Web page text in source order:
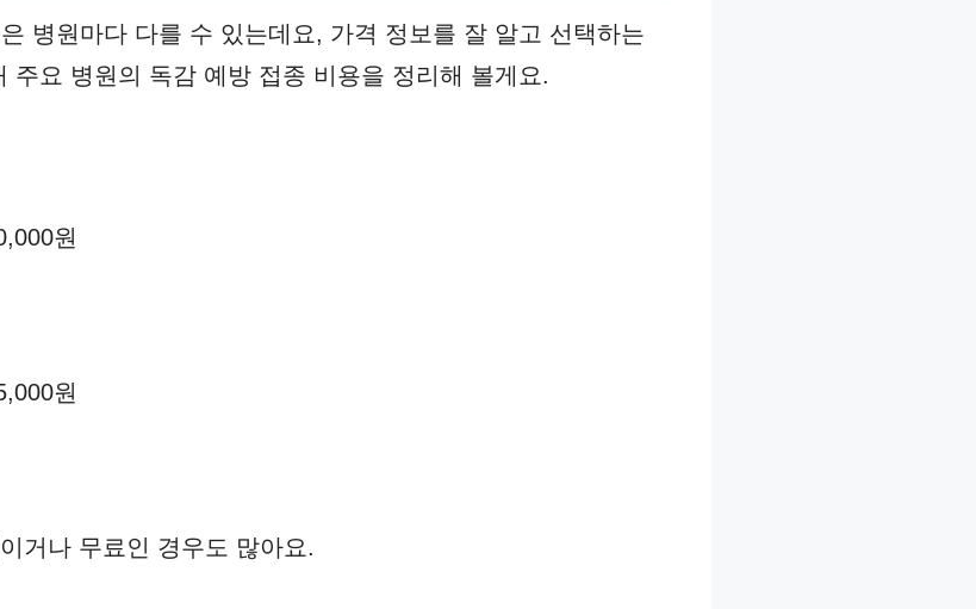
병원마다 다를 수 있는데요, 가격 정보를 잘 알고 선택하는
주요 병원의 독감 예방 접종 비용을 정리해 볼게요.
원
원
거나 무료인 경우도 많아요.